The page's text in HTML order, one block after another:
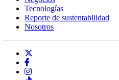
Tecnologías
Reporte de sustentabilidad
Nosotros